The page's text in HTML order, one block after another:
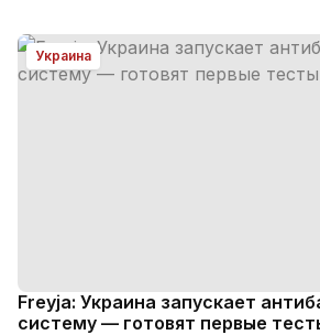
Украина
Freyja: Украина запускает
систему — готовят первые